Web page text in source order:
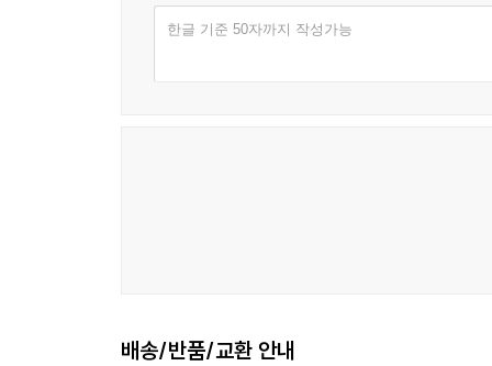
한글 기준 50자까지 작성가능
배송/반품/교환 안내